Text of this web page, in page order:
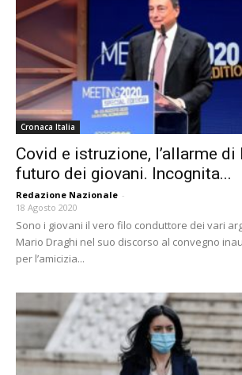
Cronaca Italia
Covid e istruzione, l’allarme di
futuro dei giovani. Incognita...
Redazione Nazionale -
18 Agosto 2020
Sono i giovani il vero filo conduttore dei vari
Mario Draghi nel suo discorso al convegno
per l’amicizia...